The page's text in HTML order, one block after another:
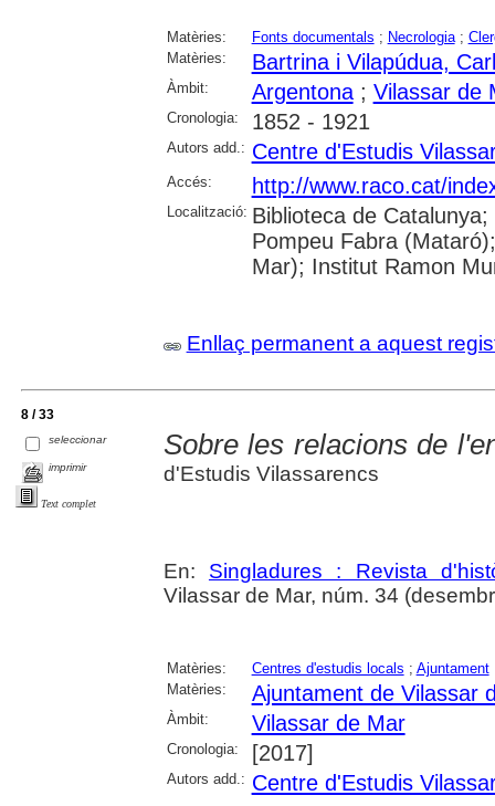
Matèries: Fonts documentals ; Necrologia;
Matèries:
Bartrina i Vilapúdua,
Àmbit: Argentona; Vilassar de
Cronologia: 1852 - 1921
Autors add.: Centre d'Estudis
Accés: http://www.raco.cat/
Localització: Biblioteca de
Pompeu Fabra
Mar); Institut Ramon
Enllaç permanent a aquest
8 / 33
seleccionar
imprimir
Text complet
Sobre les relacions de
d'Estudis Vilassarencs
En: Singladures : Revista
Vilassar de Mar, núm. 34
Matèries: Centres d'estudis locals ; Ajuntament
Matèries:
Ajuntament de Vilassar
Àmbit: Vilassar de Mar
Cronologia: [2017]
Autors add.: Centre d'Estudis